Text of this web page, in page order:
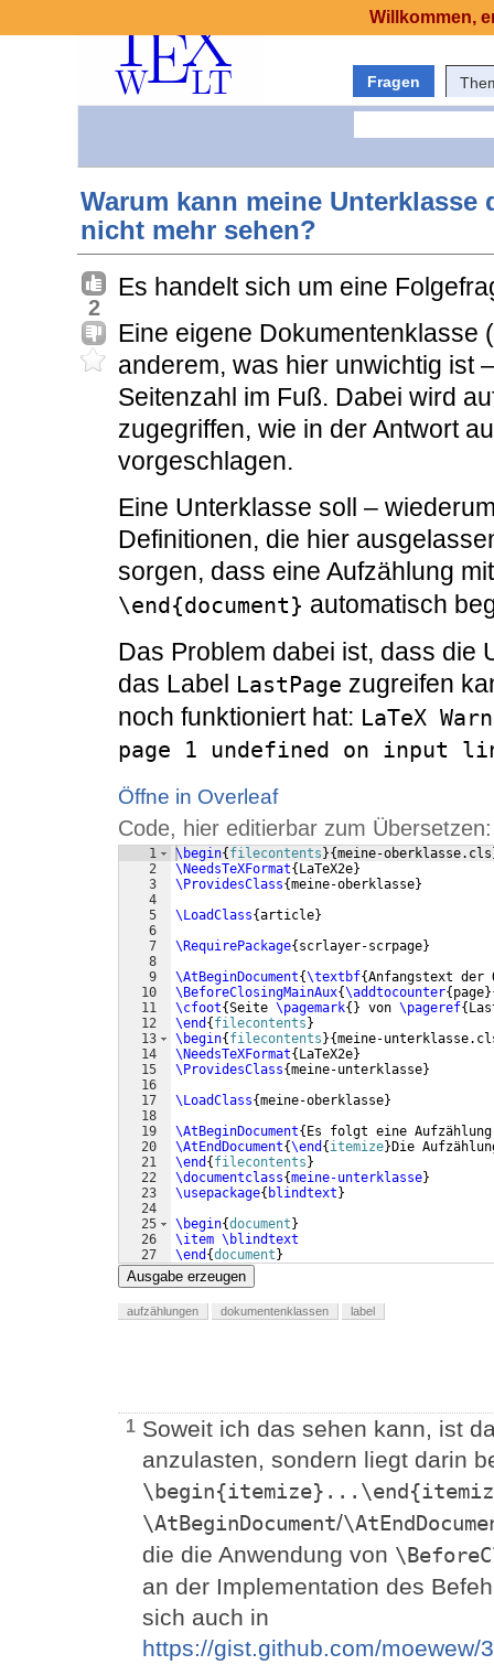
Fragen
Warum kann meine
nicht mehr sehen?
2
Es handelt sich um eine
Eine eigene Dokumentenklasse
anderem, was hier unwichtig ist
Seitenzahl im Fuß. Dabei wird
zugegriffen, wie in der Antwort
vorgeschlagen.
Eine Unterklasse soll –
Definitionen, die hier
sorgen, dass eine Aufzählung
\end{document} automatisch
Das Problem dabei ist, dass die
das Label LastPage zugreifen
noch funktioniert hat: LaTeX
page 1 undefined on input
Öffne in Overleaf
Code, hier editierbar zum Übersetzen:
1
2
3
4
5
6
7
8
9
10
11
12
13
14
15
16
17
18
19
20
21
22
23
24
25
26
27
\begin{ filecontents }{meine-oberklasse.cls
\NeedsTeXFormat{ LaTeX2e}
\ProvidesClass{meine-oberklasse}
\LoadClass{article}
\RequirePackage{ scrlayer-scrpage}
\AtBeginDocument{\textbf{Anfangstext der
\BeforeClosingMainAux{\addtocounter{ page}
\cfoot{Seite \pagemark{ } von \pageref{
\end { filecontents }
\begin{ filecontents }{meine-
\NeedsTeXFormat{ LaTeX2e}
\ProvidesClass{meine-unterklasse}
\LoadClass{meine-oberklasse}
\AtBeginDocument{ Es folgt eine
\AtEndDocument{\end { itemize} Die
\end { filecontents }
\documentclass{meine-unterklasse}
\usepackage{ blindtext }
\begin{document }
\item \blindtext
\end {document }
Ausgabe erzeugen
aufzählungen dokumentenklassen label
1 Soweit ich das sehen kann, ist
anzulasten, sondern liegt darin
\AtBeginDocument/
die die Anwendung von
an der Implementation des
sich auch in
https://gist.github.com/moewew/
Willkommen,